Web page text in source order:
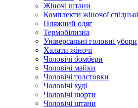
Жіночі штани
Комплекти жіночої
Пляжний одяг
Термобілизна
Універсальні головні убори
Халати жіночі
Чоловічі бомбери
Чоловічі майки
Чоловічі толстовки
Чоловічі худі
Чоловічі шорти
Чоловічі штани